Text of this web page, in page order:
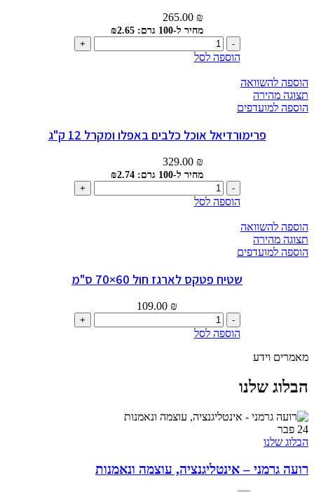
265.00 ₪
מחיר ל-100 גרם: ₪2.65
כמות
של
10
ק"ג
הוספה לסל
הוספה להשוואה
תצוגה מהירה
הוספה למועדפים
פרימורדיאל אוכל כלבים באפלו ומקרל 12 ק"ג
329.00 ₪
מחיר ל-100 גרם: ₪2.74
כמות
של
12
ק"ג
הוספה לסל
הוספה להשוואה
תצוגה מהירה
הוספה למועדפים
שטיח פטקס לארגז חול 60×70 ס"מ
109.00 ₪
כמות
של
הוספה לסל
מאמרים וידע
הבלוג שלנו
24 פבר
הבלוג שלנו
רועה גרמני – אינטליגנציה, עוצמה ונאמנות